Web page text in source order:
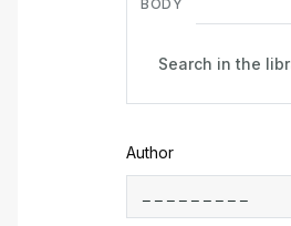
BODY
Author